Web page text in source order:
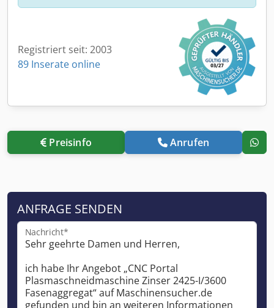
Registriert seit: 2003
89 Inserate online
Preisinfo Anrufen
ANFRAGE SENDEN
Nachricht*